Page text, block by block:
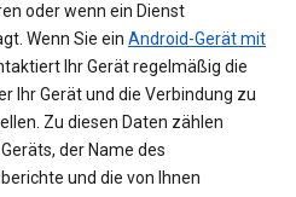
oder wenn ein Dienst
Wenn Sie ein Android-Gerät mit
Ihr Gerät regelmäßig die
Ihr Gerät und die Verbindung zu
Zu diesen Daten zählen
der Name des
und die von Ihnen